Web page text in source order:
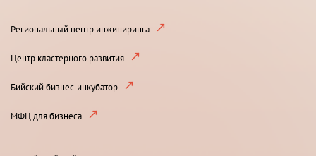
Региональный центр инжиниринга
Центр кластерного развития
Бийский бизнес-инкубатор
МФЦ для бизнеса